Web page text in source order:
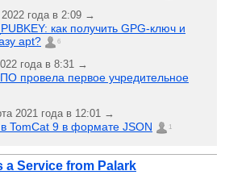
года в 2:09 →
как получить GPG-ключ и
apt?
6
года в 8:31 →
провела первое учредительное
2021 года в 12:01 →
TomCat 9 в формате JSON 1
a Service from Palark